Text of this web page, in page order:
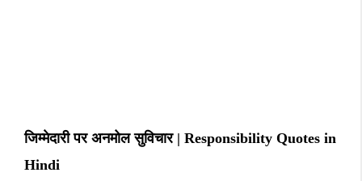
जिम्मेदारी पर अनमोल सुविचार | Responsibility Quotes in
Hindi